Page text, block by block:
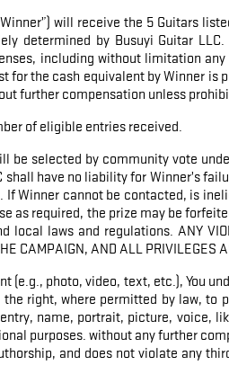
will receive the 5 Guitars
determined by Busuyi Guitar
including without limitation
the cash equivalent by Winner is
further compensation unless
of eligible entries received.
be selected by community vote
have no liability for Winner’s
Winner cannot be contacted, is
as required, the prize may be
laws and regulations. ANY
CAMPAIGN, AND ALL PRIVILEGES
(e.g., photo, video, text, etc.), You
right, where permitted by law,
name, portrait, picture, voice,
purposes. without any further
and does not violate any